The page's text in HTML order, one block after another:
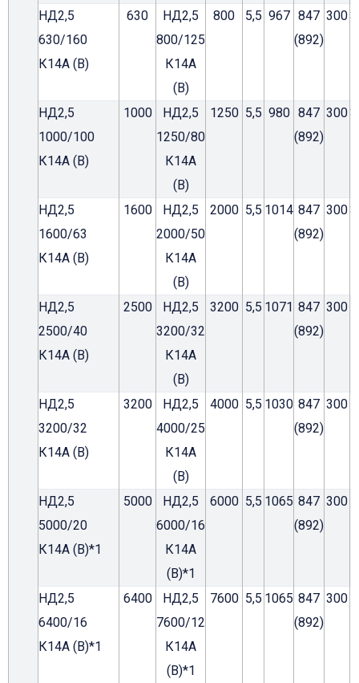
НД2,5
630/160
К14А (В)
630
НД2,5
800/125
К14А
(В)
800 5,5 967 847
(892)
300
НД2,5
1000/100
К14А (В)
1000
НД2,5
1250/80
К14А
(В)
1250 5,5 980 847
(892)
300
НД2,5
1600/63
К14А (В)
1600
НД2,5
2000/50
К14А
(В)
2000 5,5 1014 847
(892)
300
НД2,5
2500/40
К14А (В)
2500
НД2,5
3200/32
К14А
(В)
3200 5,5 1071 847
(892)
300
НД2,5
3200/32
К14А (В)
3200
НД2,5
4000/25
К14А
(В)
4000 5,5 1030 847
(892)
300
НД2,5
5000/20
К14А (В)*1
5000
НД2,5
6000/16
К14А
(В)*1
6000 5,5 1065 847
(892)
300
НД2,5
6400/16
К14А (В)*1
6400
НД2,5
7600/12
К14А
(В)*1
7600 5,5 1065 847
(892)
300